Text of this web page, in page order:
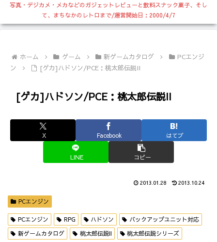
写真・デジカメ・メカなどのガジェットレビューと飲料スナック菓子、そし
て、まちなかのレトロまで/運営開始日：2000/4/7
ホーム ゲーム 新ゲームカタログ
PCエンジ
ン
[ゲカ]ハドソン/PCE：桃太郎伝説II
[ゲカ]ハドソン/PCE：桃太郎伝説II
X Facebook はてブ
LINE コピー
2013.01.28 2013.10.24
PCエンジン
PCエンジン RPG ハドソン
バックアップユニット対応
新ゲームカタログ
桃太郎伝説II 桃太郎伝説シリーズ